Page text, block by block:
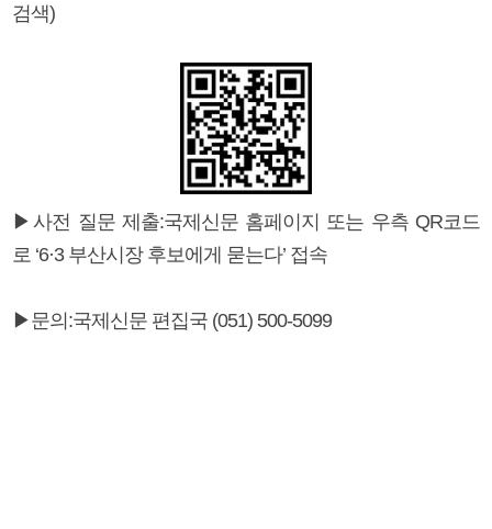
검색)
▶사전 질문 제출:국제신문 홈페이지 또는 우측 QR코드
로 ‘6·3 부산시장 후보에게 묻는다’ 접속
▶문의:국제신문 편집국 (051) 500-5099